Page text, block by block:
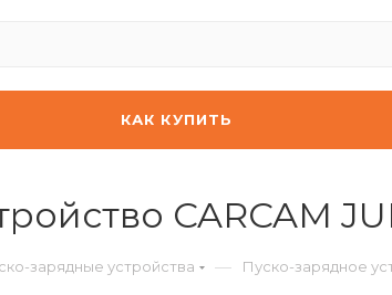
КАК КУПИТЬ
CARCAM
зарядные устройства — Пуско-зарядное